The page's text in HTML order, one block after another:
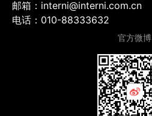
邮箱：interni@interni.com.cn
电话：010-88333632
官方微博